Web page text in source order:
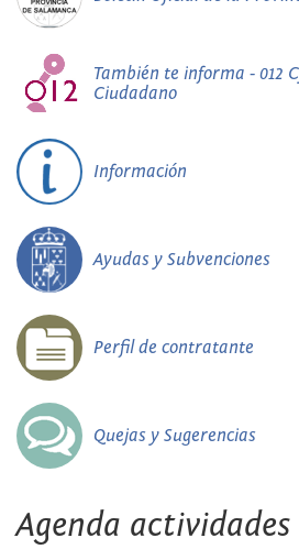
También te informa - 012
Ciudadano
Información
Ayudas y Subvenciones
Perfil de contratante
Quejas y Sugerencias
Agenda actividades